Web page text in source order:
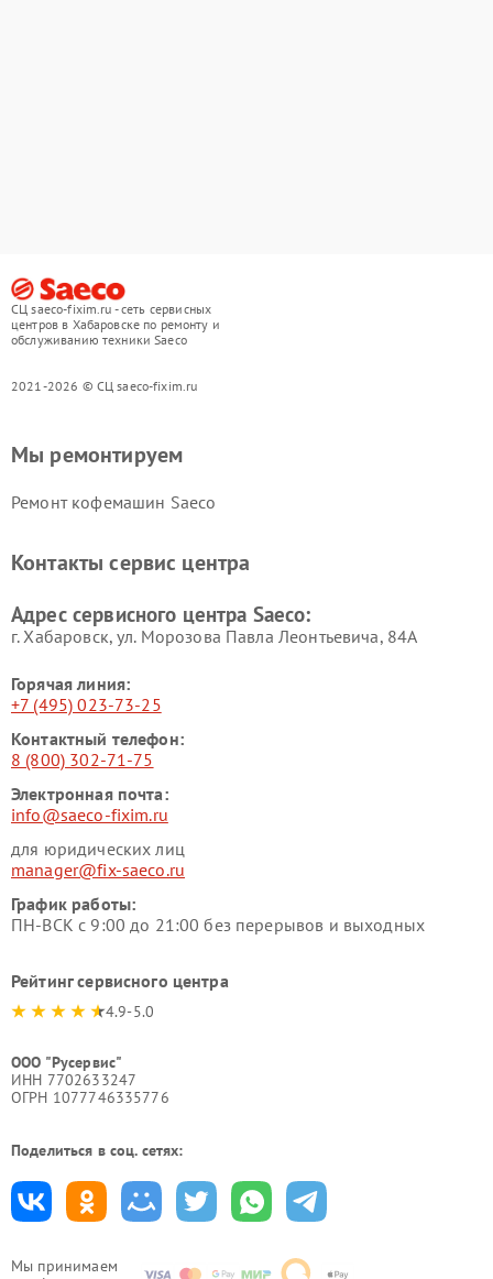
СЦ saeco-fixim.ru - сеть сервисных
центров в Хабаровске по ремонту и
обслуживанию техники Saeco
2021-2026 © СЦ saeco-fixim.ru
Мы принимаем
Мы ремонтируем
Ремонт кофемашин Saeco
Контакты сервис центра
Адрес сервисного центра Saeco:
г. Хабаровск, ул. Морозова Павла Леонтьевича, 84А
Горячая линия:
+7 (495) 023-73-25
Контактный телефон:
8 (800) 302-71-75
Электронная почта:
info@saeco-fixim.ru
для юридических лиц
manager@fix-saeco.ru
График работы:
ПН-ВСК с 9:00 до 21:00 без перерывов и выходных
Рейтинг сервисного центра
4.9-5.0
ООО "Русервис"
ИНН 7702633247
ОГРН 1077746335776
Поделиться в соц. сетях: